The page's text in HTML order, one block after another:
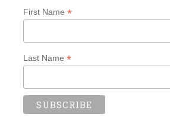
First Name *
Last Name *